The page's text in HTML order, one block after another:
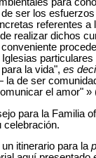
ser los
referentes a
realizar dichos
la vida", es
la de ser
el amor" »
para la Familia
celebración.
itinerario para la